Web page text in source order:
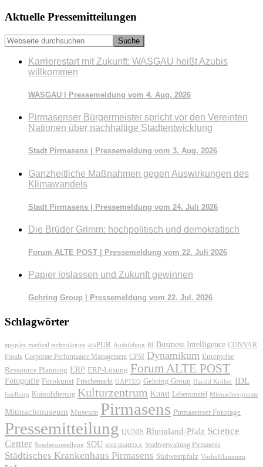
Seitenspalte
Aktuelle Pressemitteilungen
Webseite
durchsuchen
Karrierestart mit Zukunft: WASGAU heißt Azubis
willkommen
WASGAU | Pressemeldung vom 4. Aug. 2026
Pirmasenser Bürgermeister spricht vor den Vereinten
Nationen über nachhaltige Stadtentwicklung
Stadt Pirmasens | Pressemeldung vom 3. Aug. 2026
Ganzheitliche Maßnahmen gegen Auswirkungen des
Klimawandels
Stadt Pirmasens | Pressemeldung vom 24. Juli 2026
Die Brüder Grimm: hochpolitisch und demokratisch
Forum ALTE POST | Pressemeldung vom 22. Juli 2026
Papier loslassen und Zukunft gewinnen
Gehring Group | Pressemeldung vom 22. Jul. 2026
Schlagwörter
apoplex medical technologies arsPUB Ausbildung BI Business Intelligence CONVAR
Foods Corporate Performance Management CPM Dynamikum Enterprise
Ressource Planning ERP ERP-Lösung Forum ALTE POST
Fotografie Fotokunst Frischemarkt GAPTEQ Gehring Group Harald Kröher IDL
Isselburg Konsolidierung Kulturzentrum Kunst Lebensmittel Mitmachexponate
Mitmachmuseum Museum Pirmasens Pirmasenser Fototage
Pressemitteilung QUNIS Rheinland-Pfalz Science
Center Sonderausstellung SOU sou.matrixx Stadtverwaltung Pirmasens
Städtisches Krankenhaus Pirmasens Südwestpfalz Vorhofflimmern